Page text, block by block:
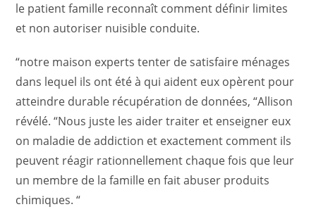
le patient famille reconnaît comment définir limites
et non autoriser nuisible conduite.
“notre maison experts tenter de satisfaire ménages
dans lequel ils ont été à qui aident eux opèrent pour
atteindre durable récupération de données, “Allison
révélé. “Nous juste les aider traiter et enseigner eux
on maladie de addiction et exactement comment ils
peuvent réagir rationnellement chaque fois que leur
un membre de la famille en fait abuser produits
chimiques. “